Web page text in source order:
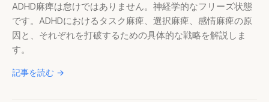
ADHD麻痺は怠けではありません。神経学的なフリーズ状態
です。ADHDにおけるタスク麻痺、選択麻痺、感情麻痺の原
因と、それぞれを打破するための具体的な戦略を解説しま
す。
記事を読む →